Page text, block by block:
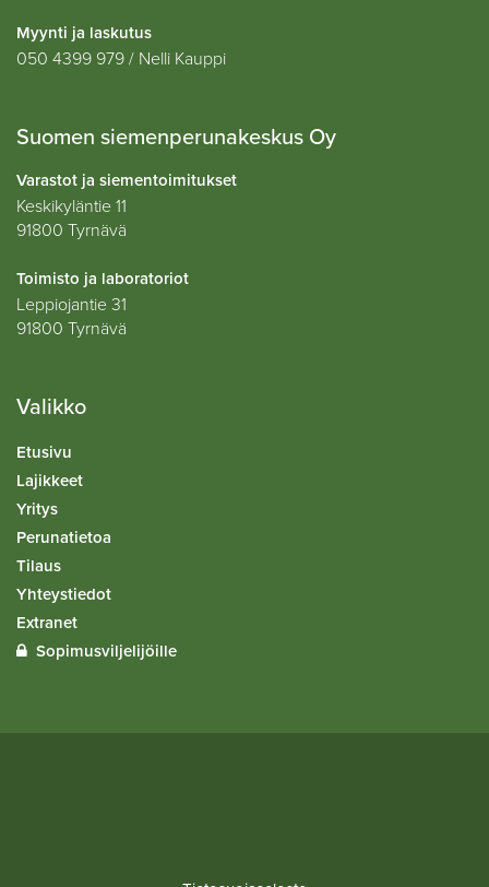
Myynti ja laskutus
050 4399 979 / Nelli Kauppi
Suomen siemenperunakeskus Oy
Varastot ja siementoimitukset
Keskikyläntie 11
91800 Tyrnävä
Toimisto ja laboratoriot
Leppiojantie 31
91800 Tyrnävä
Valikko
Etusivu
Lajikkeet
Yritys
Perunatietoa
Tilaus
Yhteystiedot
Extranet
Sopimusviljelijöille